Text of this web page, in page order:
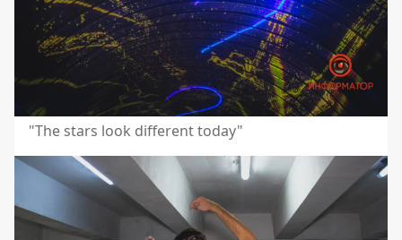
"The stars look different today"